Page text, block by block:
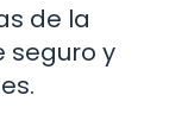
de la
seguro y